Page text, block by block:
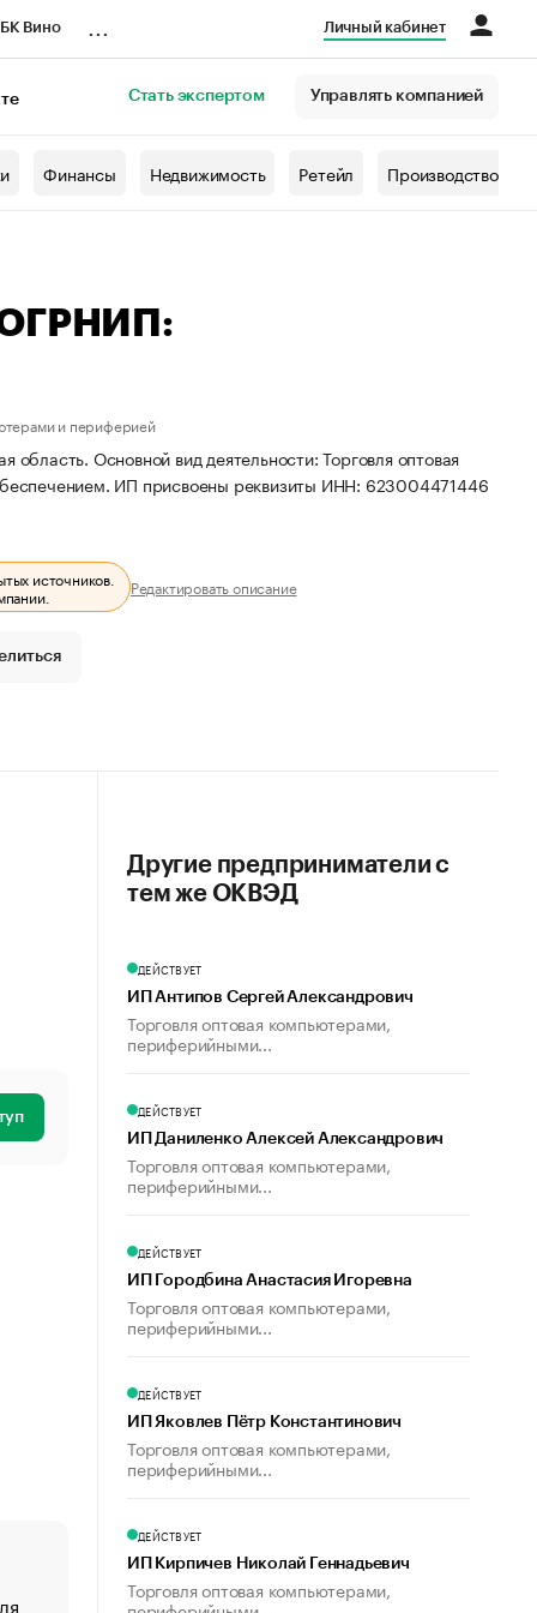
Вино Личный кабинет
Стать экспертом Управлять компанией
Финансы Недвижимость Ретейл Производство
ОГРНИП:
и периферией
Основной вид деятельности: Торговля оптовая
ИП присвоены реквизиты ИНН: 623004471446
источников.
Редактировать описание
«От спорта тело стареет иначе». Как живет глава
Другие предприниматели с
тем же ОКВЭД
ДЕЙСТВУЕТ
ИП Антипов Сергей Александрович
Торговля оптовая компьютерами,
периферийными...
ДЕЙСТВУЕТ
ИП Даниленко Алексей Александрович
Торговля оптовая компьютерами,
периферийными...
ДЕЙСТВУЕТ
ИП Городбина Анастасия Игоревна
Торговля оптовая компьютерами,
периферийными...
ДЕЙСТВУЕТ
ИП Яковлев Пётр Константинович
Торговля оптовая компьютерами,
периферийными...
ДЕЙСТВУЕТ
ИП Кирпичев Николай Геннадьевич
Торговля оптовая компьютерами,